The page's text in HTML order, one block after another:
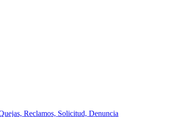
Reclamos, Solicitud, Denuncia